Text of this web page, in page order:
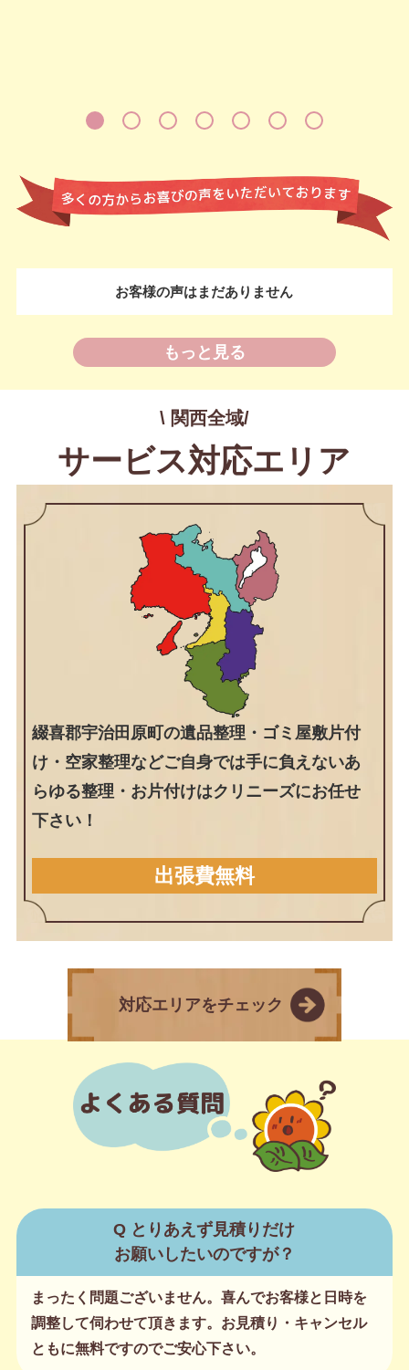
お客様の声はまだありません
もっと見る
\ 関西全域/
サービス対応エリア
綴喜郡宇治田原町の遺品整理・ゴミ屋敷片付
け・空家整理などご自身では手に負えないあ
らゆる整理・お片付けはクリニーズにお任せ
下さい！
出張費無料
対応エリアをチェック
Q とりあえず見積りだけ
お願いしたいのですが？
まったく問題ございません。喜んでお客様と日時を
調整して伺わせて頂きます。お見積り・キャンセル
ともに無料ですのでご安心下さい。